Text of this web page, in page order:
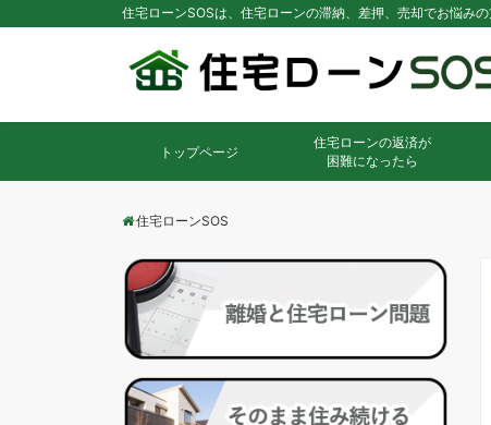
住宅ローンSOSは、住宅ローンの滞納、差押、売却でお悩み
トップページ
住宅ローンの返済が
困難になったら
住宅ローンSOS